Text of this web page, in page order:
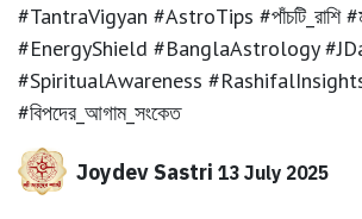
#TantraVigyan #AstroTips #পাঁচটি_রাশি
#EnergyShield #BanglaAstrology
#SpiritualAwareness
#বিপদের_আগাম_সংকেত
Joydev Sastri 13 July 2025